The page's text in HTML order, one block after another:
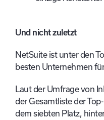
Und nicht zuletzt
NetSuite ist unter den
besten Unternehmen
Laut der Umfrage von
der Gesamtliste der
dem siebten Platz,